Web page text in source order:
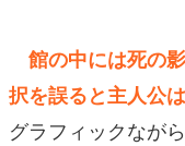
館の中には死の
択を誤ると主人公
グラフィックなが